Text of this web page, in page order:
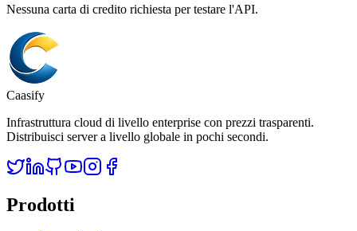
Nessuna carta di credito richiesta per testare l'API.
Caasify
Infrastruttura cloud di livello enterprise con prezzi trasparenti.
Distribuisci server a livello globale in pochi secondi.
Prodotti